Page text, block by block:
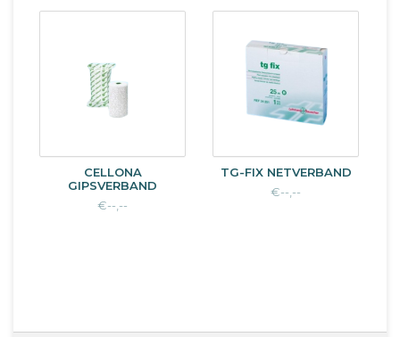
CELLONA
GIPSVERBAND
€--,--
TG-FIX NETVERBAND
€--,--